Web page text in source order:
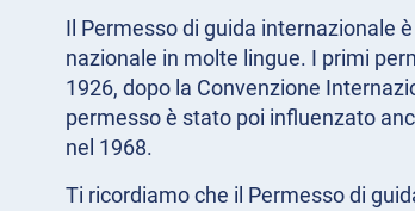
Il Permesso di guida internazionale
nazionale in molte lingue. I primi
1926, dopo la Convenzione
permesso è stato poi influenzato
nel 1968.
Ti ricordiamo che il Permesso di